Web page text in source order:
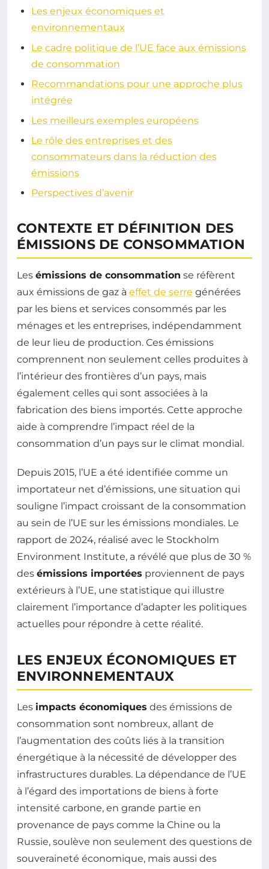
Les enjeux économiques et
environnementaux
Le cadre politique de l’UE face aux émissions
de consommation
Recommandations pour une approche plus
intégrée
Les meilleurs exemples européens
Le rôle des entreprises et des
consommateurs dans la réduction des
émissions
Perspectives d’avenir
CONTEXTE ET DÉFINITION DES
ÉMISSIONS DE CONSOMMATION
Les émissions de consommation se réfèrent
aux émissions de gaz à effet de serre générées
par les biens et services consommés par les
ménages et les entreprises, indépendamment
de leur lieu de production. Ces émissions
comprennent non seulement celles produites à
l’intérieur des frontières d’un pays, mais
également celles qui sont associées à la
fabrication des biens importés. Cette approche
aide à comprendre l’impact réel de la
consommation d’un pays sur le climat mondial.
Depuis 2015, l’UE a été identifiée comme un
importateur net d’émissions, une situation qui
souligne l’impact croissant de la consommation
au sein de l’UE sur les émissions mondiales. Le
rapport de 2024, réalisé avec le Stockholm
Environment Institute, a révélé que plus de 30 %
des émissions importées proviennent de pays
extérieurs à l’UE, une statistique qui illustre
clairement l’importance d’adapter les politiques
actuelles pour répondre à cette réalité.
LES ENJEUX ÉCONOMIQUES ET
ENVIRONNEMENTAUX
Les impacts économiques des émissions de
consommation sont nombreux, allant de
l’augmentation des coûts liés à la transition
énergétique à la nécessité de développer des
infrastructures durables. La dépendance de l’UE
à l’égard des importations de biens à forte
intensité carbone, en grande partie en
provenance de pays comme la Chine ou la
Russie, soulève non seulement des questions de
souveraineté économique, mais aussi des